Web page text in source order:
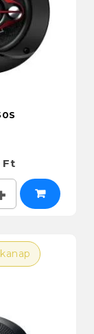
Ft